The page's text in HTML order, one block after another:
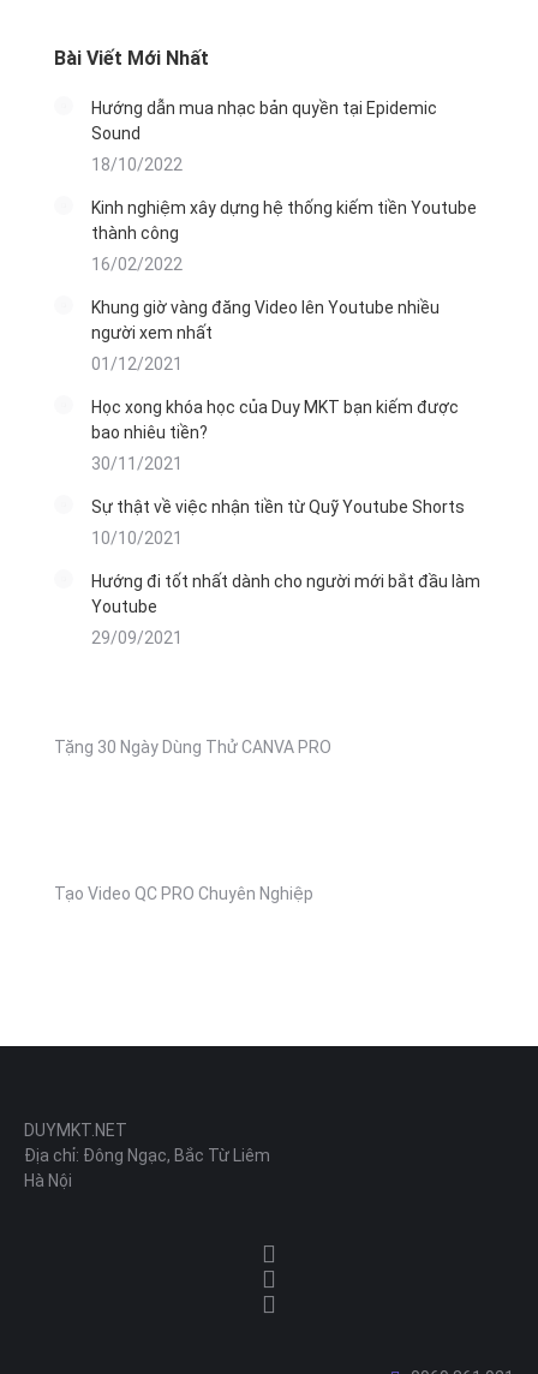
Bài Viết Mới Nhất
Hướng dẫn mua nhạc bản quyền tại Epidemic
Sound
18/10/2022
Kinh nghiệm xây dựng hệ thống kiếm tiền Youtube
thành công
16/02/2022
Khung giờ vàng đăng Video lên Youtube nhiều
người xem nhất
01/12/2021
Học xong khóa học của Duy MKT bạn kiếm được
bao nhiêu tiền?
30/11/2021
Sự thật về việc nhận tiền từ Quỹ Youtube Shorts
10/10/2021
Hướng đi tốt nhất dành cho người mới bắt đầu làm
Youtube
29/09/2021
Tặng 30 Ngày Dùng Thử CANVA PRO
Tạo Video QC PRO Chuyên Nghiệp
DUYMKT.NET
Địa chỉ: Đông Ngạc, Bắc Từ Liêm
Hà Nội